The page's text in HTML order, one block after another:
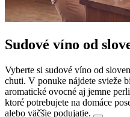
Sudové víno od
Vyberte si sudové víno od
chuti. V ponuke nájdete svieže
aromatické ovocné aj jemne
ktoré potrebujete na domáce
alebo väčšie podujatie.